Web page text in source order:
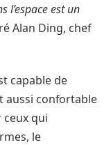
l’espace est un
Alan Ding, chef
capable de
aussi confortable
ceux qui
le